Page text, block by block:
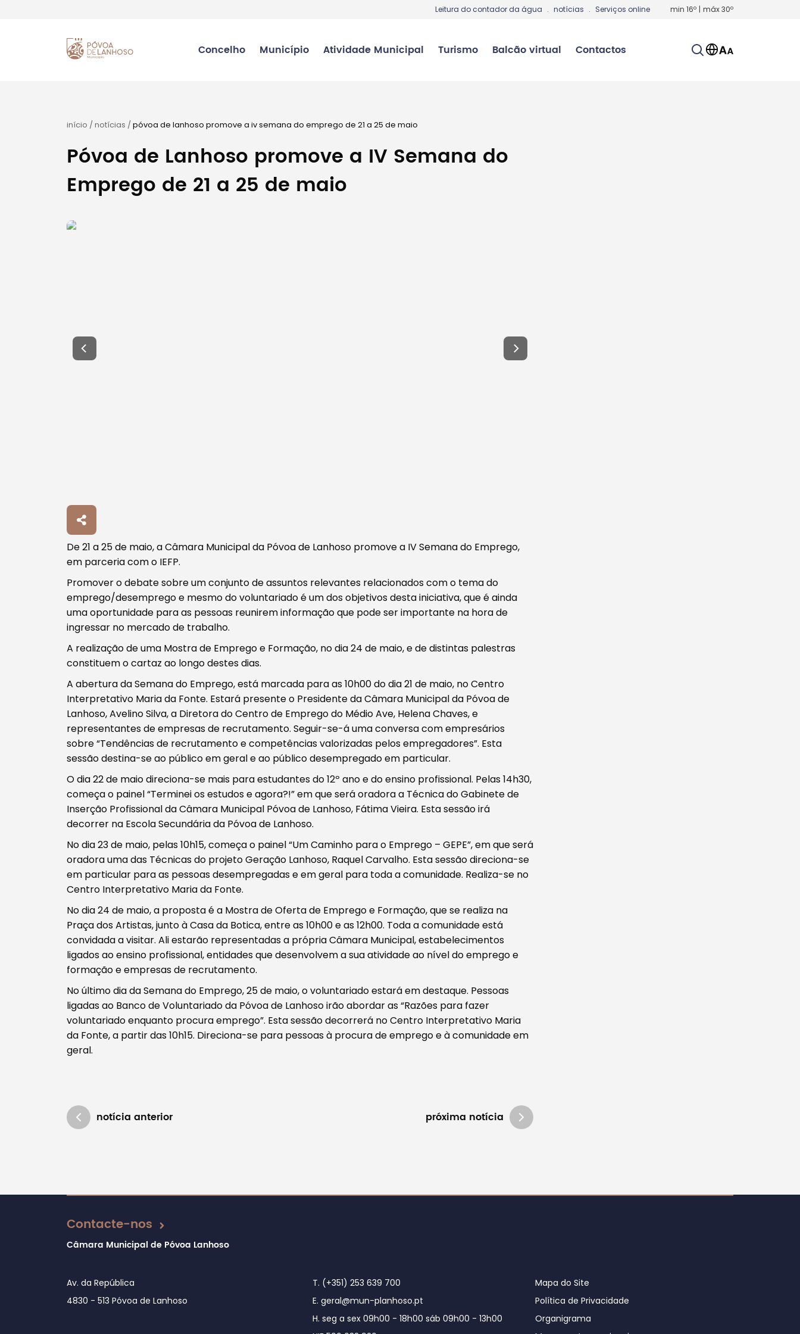
Leitura do contador da água . notícias . Serviços online min 16º | máx30º
Concelho Município Atividade Municipal Turismo Balcão virtual Contactos
Procurar
Tipo de conteúdo
Filtros
início /notícias /póvoa de lanhoso promove a iv semana do emprego de 21 a 25 de maio
Póvoa de Lanhoso promove a IV Semana do
Emprego de 21 a 25 de maio
De 21 a 25 de maio, a Câmara Municipal da Póvoa de Lanhoso promove a IV Semana do Emprego,
em parceria com o IEFP.
Promover o debate sobre um conjunto de assuntos relevantes relacionados com o tema do
emprego/desemprego e mesmo do voluntariado é um dos objetivos desta iniciativa, que é ainda
uma oportunidade para as pessoas reunirem informação que pode ser importante na hora de
ingressar no mercado de trabalho.
A realização de uma Mostra de Emprego e Formação, no dia 24 de maio, e de distintas palestras
constituem o cartaz ao longo destes dias.
A abertura da Semana do Emprego, está marcada para as 10h00 do dia 21 de maio, no Centro
Interpretativo Maria da Fonte. Estará presente o Presidente da Câmara Municipal da Póvoa de
Lanhoso, Avelino Silva, a Diretora do Centro de Emprego do Médio Ave, Helena Chaves, e
representantes de empresas de recrutamento. Seguir-se-á uma conversa com empresários
sobre “Tendências de recrutamento e competências valorizadas pelos empregadores”. Esta
sessão destina-se ao público em geral e ao público desempregado em particular.
O dia 22 de maio direciona-se mais para estudantes do 12º ano e do ensino profissional. Pelas 14h30,
começa o painel “Terminei os estudos e agora?!” em que será oradora a Técnica do Gabinete de
Inserção Profissional da Câmara Municipal Póvoa de Lanhoso, Fátima Vieira. Esta sessão irá
decorrer na Escola Secundária da Póvoa de Lanhoso.
No dia 23 de maio, pelas 10h15, começa o painel “Um Caminho para o Emprego – GEPE”, em que será
oradora uma das Técnicas do projeto Geração Lanhoso, Raquel Carvalho. Esta sessão direciona-se
em particular para as pessoas desempregadas e em geral para toda a comunidade. Realiza-se no
Centro Interpretativo Maria da Fonte.
No dia 24 de maio, a proposta é a Mostra de Oferta de Emprego e Formação, que se realiza na
Praça dos Artistas, junto à Casa da Botica, entre as 10h00 e as 12h00. Toda a comunidade está
convidada a visitar. Ali estarão representadas a própria Câmara Municipal, estabelecimentos
ligados ao ensino profissional, entidades que desenvolvem a sua atividade ao nível do emprego e
formação e empresas de recrutamento.
No último dia da Semana do Emprego, 25 de maio, o voluntariado estará em destaque. Pessoas
ligadas ao Banco de Voluntariado da Póvoa de Lanhoso irão abordar as “Razões para fazer
voluntariado enquanto procura emprego”. Esta sessão decorrerá no Centro Interpretativo Maria
da Fonte, a partir das 10h15. Direciona-se para pessoas à procura de emprego e à comunidade em
geral.
notícia anterior próxima notícia
Atualizado em 16/05/2018
Contacte-nos
Câmara Municipal de Póvoa Lanhoso
Av. da República
4830 - 513 Póvoa de Lanhoso
T. (+351) 253 639 700
E. geral@mun-planhoso.pt
H. seg a sex 09h00 - 18h00 sáb 09h00 - 13h00
Mapa do Site
Política de Privacidade
Organigrama